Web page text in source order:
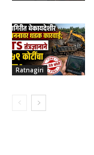
Ratnagiri